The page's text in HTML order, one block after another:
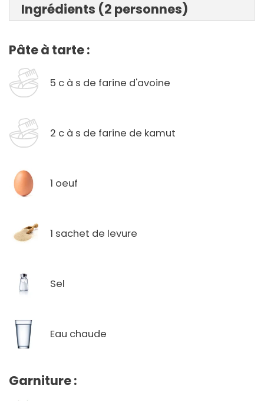
Ingrédients (2 personnes)
Pâte à tarte :
5 c à s de farine d'avoine
2 c à s de farine de kamut
1 oeuf
1 sachet de levure
Sel
Eau chaude
Garniture :